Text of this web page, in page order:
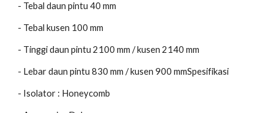
- Tebal daun pintu 40 mm
- Tebal kusen 100 mm
- Tinggi daun pintu 2100 mm / kusen 2140 mm
- Lebar daun pintu 830 mm / kusen 900 mmSpesifikasi
- Isolator : Honeycomb